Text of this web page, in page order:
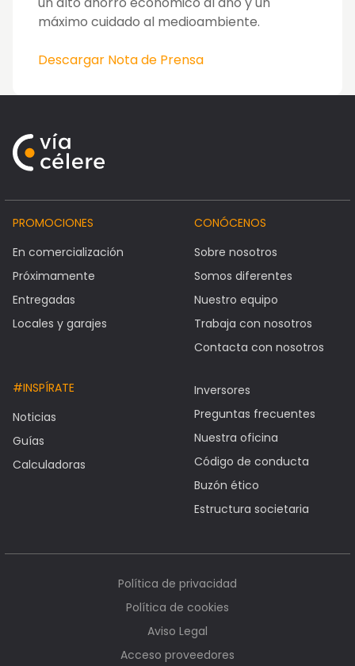
máximo cuidado al medioambiente.
Descargar Nota de Prensa
PROMOCIONES
En comercialización
Próximamente
Entregadas
Locales y garajes
CONÓCENOS
Sobre nosotros
Somos diferentes
Nuestro equipo
Trabaja con nosotros
Contacta con nosotros
#INSPÍRATE
Noticias
Guías
Calculadoras
Inversores
Preguntas frecuentes
Nuestra oficina
Código de conducta
Buzón ético
Estructura societaria
Política de privacidad
Política de cookies
Aviso Legal
Acceso proveedores